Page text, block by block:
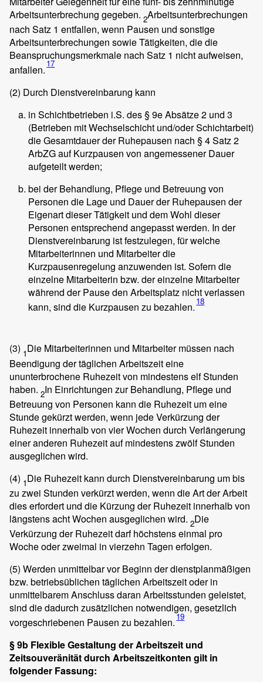
Arbeitsunterbrechung gegeben. 2Arbeitsunterbrechungen
nach Satz 1 entfallen, wenn Pausen und sonstige
Arbeitsunterbrechungen sowie Tätigkeiten, die die
Beanspruchungsmerkmale nach Satz 1 nicht aufweisen,
anfallen. 17
(2) Durch Dienstvereinbarung kann
in Schichtbetrieben i.S. des § 9e Absätze 2 und 3
(Betrieben mit Wechselschicht und/oder Schichtarbeit)
die Gesamtdauer der Ruhepausen nach § 4 Satz 2
ArbZG auf Kurzpausen von angemessener Dauer
aufgeteilt werden;
bei der Behandlung, Pflege und Betreuung von
Personen die Lage und Dauer der Ruhepausen der
Eigenart dieser Tätigkeit und dem Wohl dieser
Personen entsprechend angepasst werden. In der
Dienstvereinbarung ist festzulegen, für welche
Mitarbeiterinnen und Mitarbeiter die
Kurzpausenregelung anzuwenden ist. Sofern die
einzelne Mitarbeiterin bzw. der einzelne Mitarbeiter
während der Pause den Arbeitsplatz nicht verlassen
kann, sind die Kurzpausen zu bezahlen. 18
(3) 1Die Mitarbeiterinnen und Mitarbeiter müssen nach
Beendigung der täglichen Arbeitszeit eine
ununterbrochene Ruhezeit von mindestens elf Stunden
haben. 2In Einrichtungen zur Behandlung, Pflege und
Betreuung von Personen kann die Ruhezeit um eine
Stunde gekürzt werden, wenn jede Verkürzung der
Ruhezeit innerhalb von vier Wochen durch Verlängerung
einer anderen Ruhezeit auf mindestens zwölf Stunden
ausgeglichen wird.
(4) 1Die Ruhezeit kann durch Dienstvereinbarung um bis
zu zwei Stunden verkürzt werden, wenn die Art der Arbeit
dies erfordert und die Kürzung der Ruhezeit innerhalb von
längstens acht Wochen ausgeglichen wird. 2Die
Verkürzung der Ruhezeit darf höchstens einmal pro
Woche oder zweimal in vierzehn Tagen erfolgen.
(5) Werden unmittelbar vor Beginn der dienstplanmäßigen
bzw. betriebsüblichen täglichen Arbeitszeit oder in
unmittelbarem Anschluss daran Arbeitsstunden geleistet,
sind die dadurch zusätzlichen notwendigen, gesetzlich
vorgeschriebenen Pausen zu bezahlen.19
§ 9b Flexible Gestaltung der Arbeitszeit und
Zeitsouveränität durch Arbeitszeitkonten gilt in
folgender Fassung: